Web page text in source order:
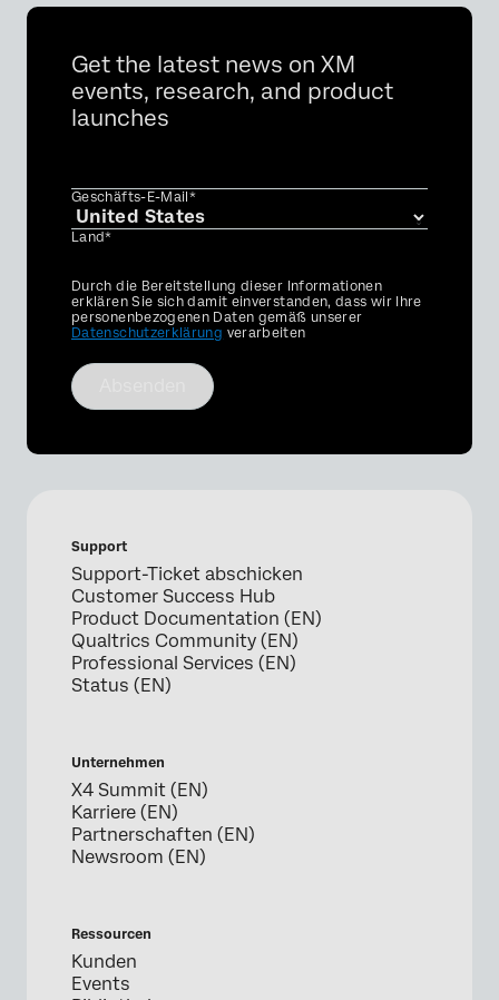
Get the latest news on XM
events, research, and product
launches
Geschäfts-E-Mail*
Land*
Privacy
Optin
Durch die Bereitstellung dieser Informationen
erklären Sie sich damit einverstanden, dass wir Ihre
personenbezogenen Daten gemäß unserer
Datenschutzerklärung verarbeiten
Support
Support-Ticket abschicken
Customer Success Hub
Product Documentation (EN)
Qualtrics Community (EN)
Professional Services (EN)
Status (EN)
Unternehmen
X4 Summit (EN)
Karriere (EN)
Partnerschaften (EN)
Newsroom (EN)
Ressourcen
Kunden
Events